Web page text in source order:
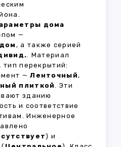
дома
—
, а также серией
. Материал
тип перекрытий:
—Ленточный,
плиткой. Эти
зданию
и соответствие
Инженерное
) и